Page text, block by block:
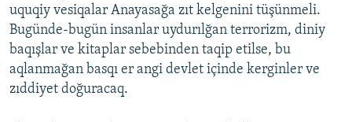
uquqiy vesiqalar Anayasağa zıt kelgenini tüşünmeli.
Bugünde-bugün insanlar uydurılğan terrorizm, diniy
baqışlar ve kitaplar sebebinden taqip etilse, bu
aqlanmağan basqı er angi devlet içinde kerginler ve
zıddiyet doğuracaq.